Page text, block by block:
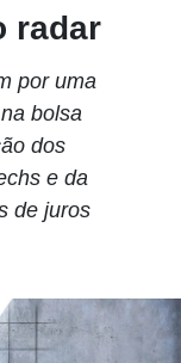
radar
por uma
bolsa
dos
e da
de juros